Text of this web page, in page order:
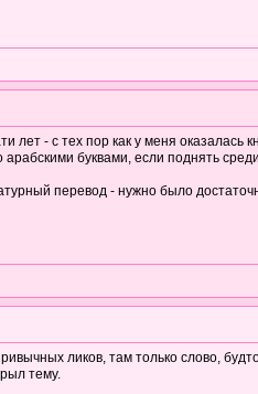
- с тех пор как у меня оказалась
буквами, если поднять
перевод - нужно было
ликов, там только слово,
тему.